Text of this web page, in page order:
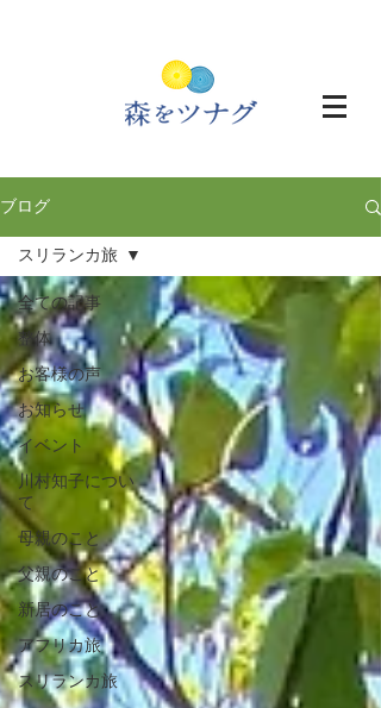
ブログ
全ての記事
整体
お客様の声
お知らせ
イベント
川村知子につい
て
母親のこと
父親のこと
新居のこと
アフリカ旅
スリランカ旅
スリランカ旅